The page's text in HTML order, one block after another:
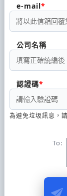
e-mail
公司名稱
認證碼
為避免垃圾訊息，
To: